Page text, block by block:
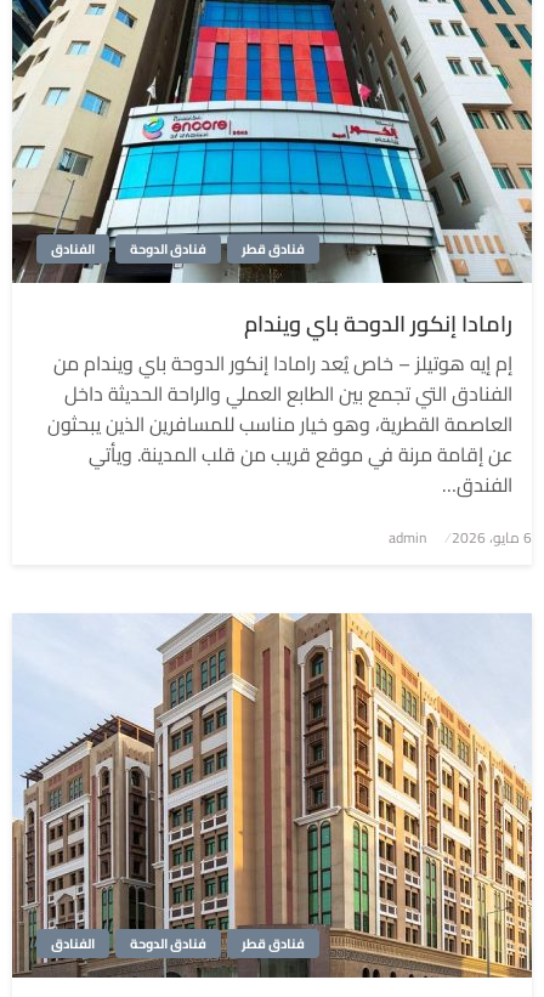
الفنادق فنادق الدوحة فنادق قطر
رامادا إنكور الدوحة باي ويندام
إم إيه هوتيلز – خاص يُعد رامادا إنكور الدوحة باي ويندام من
الفنادق التي تجمع بين الطابع العملي والراحة الحديثة داخل
العاصمة القطرية، وهو خيار مناسب للمسافرين الذين يبحثون
عن إقامة مرنة في موقع قريب من قلب المدينة. ويأتي
الفندق…
نُشر
6 مايو، 2026 admin
الفنادق فنادق الدوحة فنادق قطر